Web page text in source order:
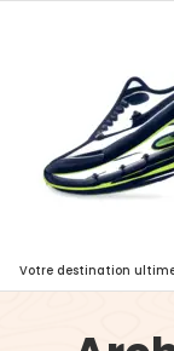
Votre destination ultime